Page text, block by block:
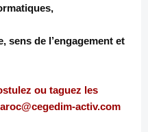
sens de l’engagement et
ou taguez les
activ.com